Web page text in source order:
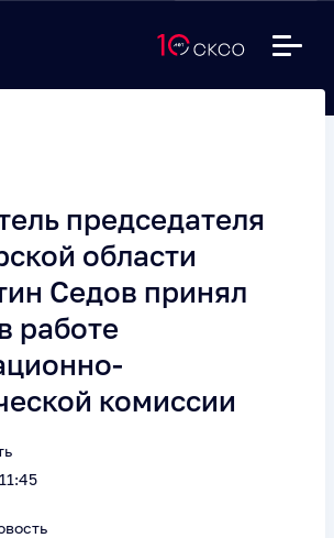
председателя
области
Седов принял
работе
комиссии